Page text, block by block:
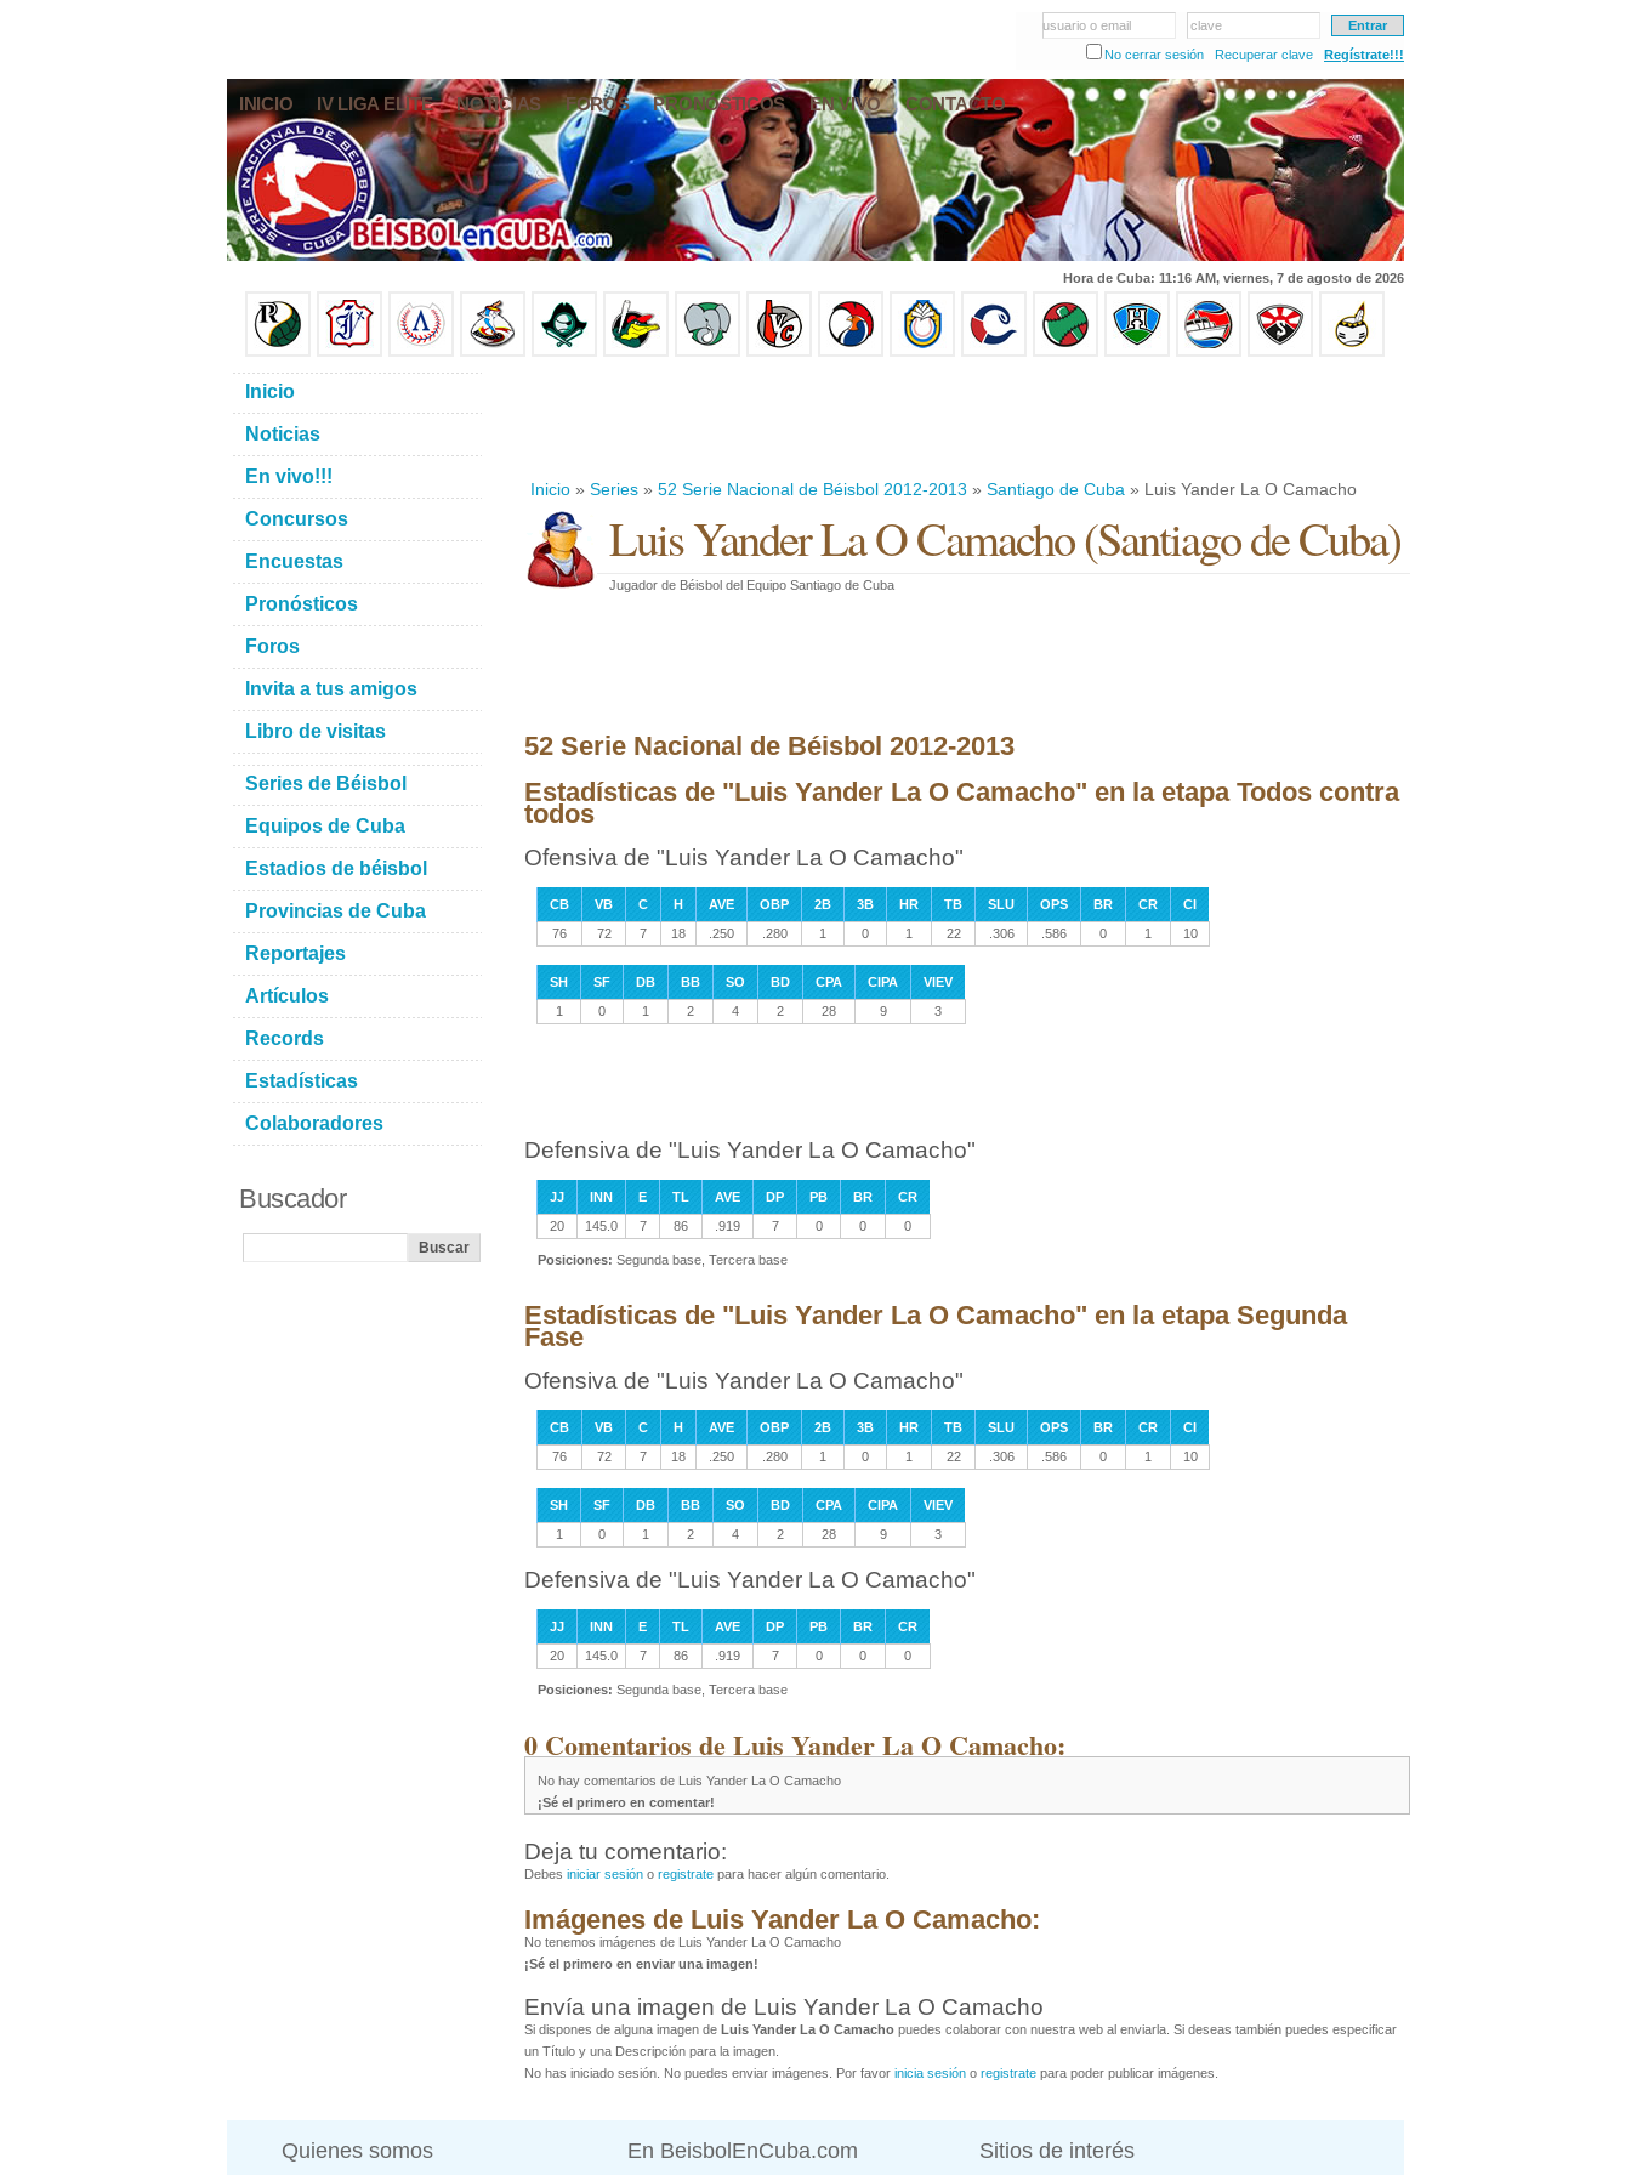
usuario o email
clave
No cerrar sesión
Recuperar clave Regístrate!!!
INICIO IV LIGA ELITE NOTICIAS FOROS PRONÓSTICOS EN VIVO CONTACTO
Hora de Cuba: 11:16 AM, viernes, 7 de agosto de 2026
Inicio » Series » 52 Serie Nacional de Béisbol 2012-2013 » Santiago de Cuba » Luis Yander La O Camacho
Luis Yander La O Camacho(Santiago de Cuba)
Jugador de Béisbol del Equipo Santiago de Cuba
52 Serie Nacional de Béisbol 2012-2013
Estadísticas de "Luis Yander La O Camacho" en la etapa Todos contra
todos
Ofensiva de "Luis Yander La O Camacho"
CB VB C H AVE OBP 2B 3B HR TB SLU OPS BR CR
CI
76
72 7 18 .250 .280 1 0 1 22 .306 .586 0 1 10
SH SF DB BB SO BD CPA CIPA
VIEV
1
0 1 2 4 2 28 9 3
Defensiva de "Luis Yander La O Camacho"
JJ INN E TL AVE DP PB BR
CR
20
145.0 7 86 .919 7 0 0 0
Posiciones: Segunda base, Tercera base
Estadísticas de "Luis Yander La O Camacho" en la etapa Segunda
Fase
Ofensiva de "Luis Yander La O Camacho"
CB VB C H AVE OBP 2B 3B HR TB SLU OPS BR CR
CI
76
72 7 18 .250 .280 1 0 1 22 .306 .586 0 1 10
SH SF DB BB SO BD CPA CIPA
VIEV
1
0 1 2 4 2 28 9 3
Defensiva de "Luis Yander La O Camacho"
JJ INN E TL AVE DP PB BR
CR
20
145.0 7 86 .919 7 0 0 0
Posiciones: Segunda base, Tercera base
0 Comentarios de Luis Yander La O Camacho:
No hay comentarios de Luis Yander La O Camacho
¡Sé el primero en comentar!
Deja tu comentario:
Debes iniciar sesión o registrate para hacer algún comentario.
Imágenes de Luis Yander La O Camacho:
No tenemos imágenes de Luis Yander La O Camacho
¡Sé el primero en enviar una imagen!
Envía una imagen de Luis Yander La O Camacho
Si dispones de alguna imagen de Luis Yander La O Camacho puedes colaborar con nuestra web al enviarla. Si deseas también puedes especificar
un Título y una Descripción para la imagen.
No has iniciado sesión. No puedes enviar imágenes. Por favor inicia sesión o registrate para poder publicar imágenes.
Inicio
Noticias
En vivo!!!
Concursos
Encuestas
Pronósticos
Foros
Invita a tus amigos
Libro de visitas
Series de Béisbol
Equipos de Cuba
Estadios de béisbol
Provincias de Cuba
Reportajes
Artículos
Records
Estadísticas
Colaboradores
Buscador
Quienes somos En BeisbolEnCuba.com Sitios de interés